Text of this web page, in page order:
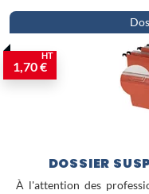
1,70 €
HT
DOSSIER
À l'attention des